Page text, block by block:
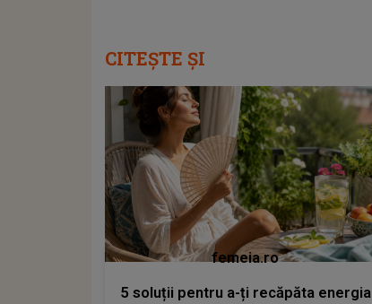
CITEȘTE ȘI
femeia.ro
5 soluții pentru a-ți recăpăta energia